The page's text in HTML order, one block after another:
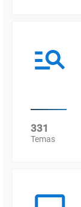
331
Temas